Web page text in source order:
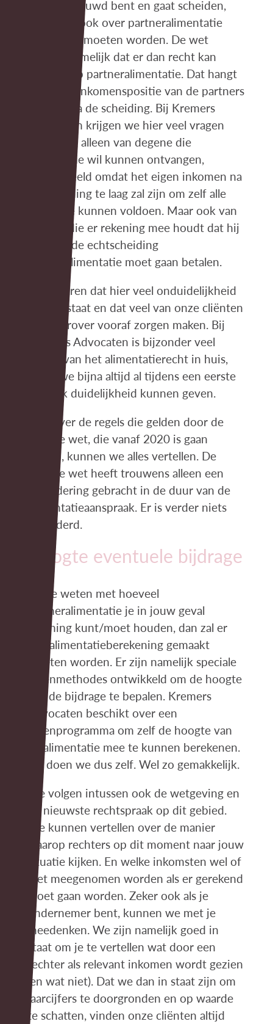
Als je getrouwd bent en gaat scheiden,
dan zal er ook over partneralimentatie
gesproken moeten worden. De wet
bepaalt namelijk dat er dan recht kan
bestaan op partneralimentatie. Dat hangt
af van de inkomenspositie van de partners
voor en na de scheiding. Bij Kremers
Advocaten krijgen we hier veel vragen
over. Niet alleen van degene die
alimentatie wil kunnen ontvangen,
bijvoorbeeld omdat het eigen inkomen na
de scheiding te laag zal zijn om zelf alle
kosten te kunnen voldoen. Maar ook van
degene die er rekening mee houdt dat hij
of zij na de echtscheiding
partneralimentatie moet gaan betalen.
We ervaren dat hier veel onduidelijkheid
over bestaat en dat veel van onze cliënten
zich hierover vooraf zorgen maken. Bij
Kremers Advocaten is bijzonder veel
kennis van het alimentatierecht in huis,
zodat we bijna altijd al tijdens een eerste
gesprek duidelijkheid kunnen geven.
Ook over de regels die gelden door de
nieuwe wet, die vanaf 2020 is gaan
gelden, kunnen we alles vertellen. De
nieuwe wet heeft trouwens alleen een
verandering gebracht in de duur van de
alimentatieaanspraak. Er is verder niets
veranderd.
Hoogte eventuele bijdrage
Wil je weten met hoeveel
partneralimentatie je in jouw geval
rekening kunt/moet houden, dan zal er
een alimentatieberekening gemaakt
moeten worden. Er zijn namelijk speciale
rekenmethodes ontwikkeld om de hoogte
van de bijdrage te bepalen. Kremers
Advocaten beschikt over een
rekenprogramma om zelf de hoogte van
de alimentatie mee te kunnen berekenen.
Dit doen we dus zelf. Wel zo gemakkelijk.
We volgen intussen ook de wetgeving en
de nieuwste rechtspraak op dit gebied.
We kunnen vertellen over de manier
waarop rechters op dit moment naar jouw
situatie kijken. En welke inkomsten wel of
niet meegenomen worden als er gerekend
moet gaan worden. Zeker ook als je
ondernemer bent, kunnen we met je
meedenken. We zijn namelijk goed in
staat om je te vertellen wat door een
rechter als relevant inkomen wordt gezien
(en wat niet). Dat we dan in staat zijn om
jaarcijfers te doorgronden en op waarde
te schatten, vinden onze cliënten altijd